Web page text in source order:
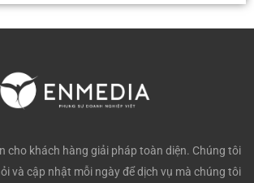
cho khách hàng giải pháp toàn diện. Chúng tôi
và cập nhật mỗi ngày để dịch vụ mà chúng tôi